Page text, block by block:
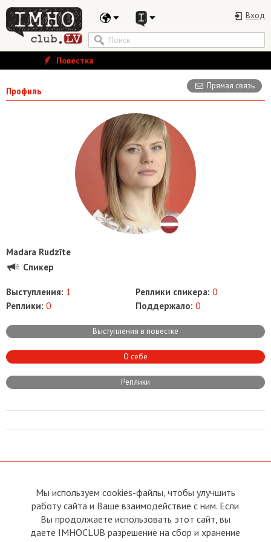
Вход
Повестка
Профиль
Прямая связь
Madara Rudzīte
Спикер
Выступления: 1 Реплики спикера: 0
Реплики: 0 Поддержало: 0
Выступления в повестке
О себе
Реплики
О сайте
Условия пользования
Политика конфиденциальности
Прямая связь с
Председателем
Прямая связь c членами клуба
Реклама
Мы используем cookies-файлы, чтобы улучшить
работу сайта и Ваше взаимодействие с ним. Если
Вы продолжаете использовать этот сайт, вы
даете IMHOCLUB разрешение на сбор и хранение